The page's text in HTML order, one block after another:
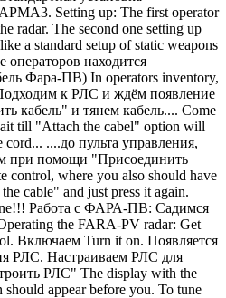
Setting up: The first operator
radar. The second one setting up
a standard setup of static weapons
операторов находится
Фара-ПВ) In operators inventory,
к РЛС и ждём появление
кабель" и тянем кабель.... Come
till "Attach the cabel" option will
....до пульта управления,
при помощи "Присоединить
control, where you also should have
cable" and just press it again.
Работа с ФАРА-ПВ: Садимся
the FARA-PV radar: Get
Включаем Turn it on. Появляется
РЛС. Настраиваем РЛС для
РЛС" The display with the
should appear before you. To tune